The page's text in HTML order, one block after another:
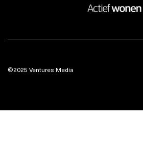
©2025 Ventures Media